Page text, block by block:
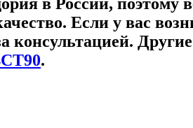
в России, поэтому
Если у вас
консультацией.
.